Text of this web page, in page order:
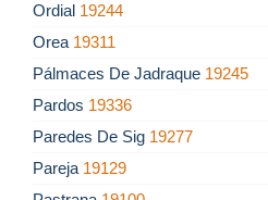
Ordial 19244
Orea 19311
Pálmaces De Jadraque 19245
Pardos 19336
Paredes De Sig 19277
Pareja 19129